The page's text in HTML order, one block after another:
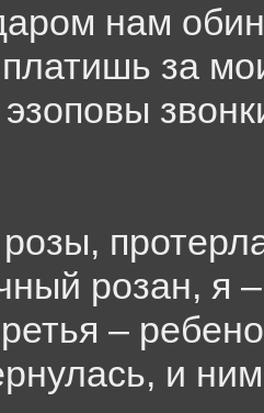
нам
за
розы,
розан, я
–
и